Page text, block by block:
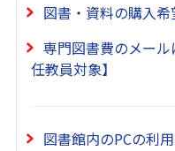
図書・資料の購入希
専門図書費のメー
任教員対象】
図書館内のPCの利用